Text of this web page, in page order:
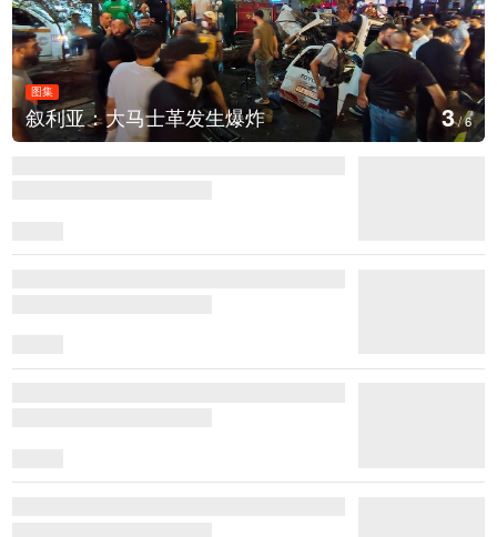
图集
叙利亚：大马士革发生爆炸 4/6